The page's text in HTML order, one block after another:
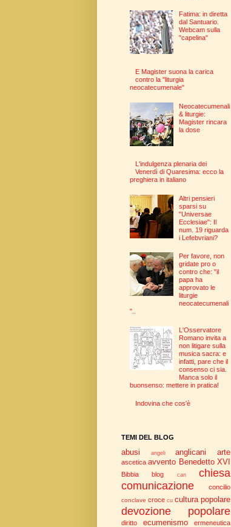
Fatima: in diretta
dal Santuario.
Webcam sulla
"capelina"
E Magister suona la carica
contro la "liturgia
neocatecumenale"
Neocatecumenali
& liturgie:
Magister rincara
la dose
L'indulgenza plenaria dei
Venerdì di Quaresima: ecco la
preghiera in italiano
Altri pensieri
sparsi su
"Universae
Ecclesiae": Il
num. 19 riguarda
i Lefebvriani?
Per favore, non
gridate pro o
contro che: "il
papa ha
approvato le
liturgie
neocatecumenali
"..
L'Osservatore
Romano invita a
non litigare sulla
musica sacra: e
infatti, pare che il
consenso ci sia.
Manca solo il
buonsenso: mettere in pratica!
Indovina che cos'è
TEMI DEL BLOG
abusi angeli anglicani arte
ascetica avvento Benedetto XVI
Bibbia blog can
chiesa
comunicazione
concilio
conclave croce cu cultura popolare
devozione popolare
diritto ecumenismo
ermeneutica